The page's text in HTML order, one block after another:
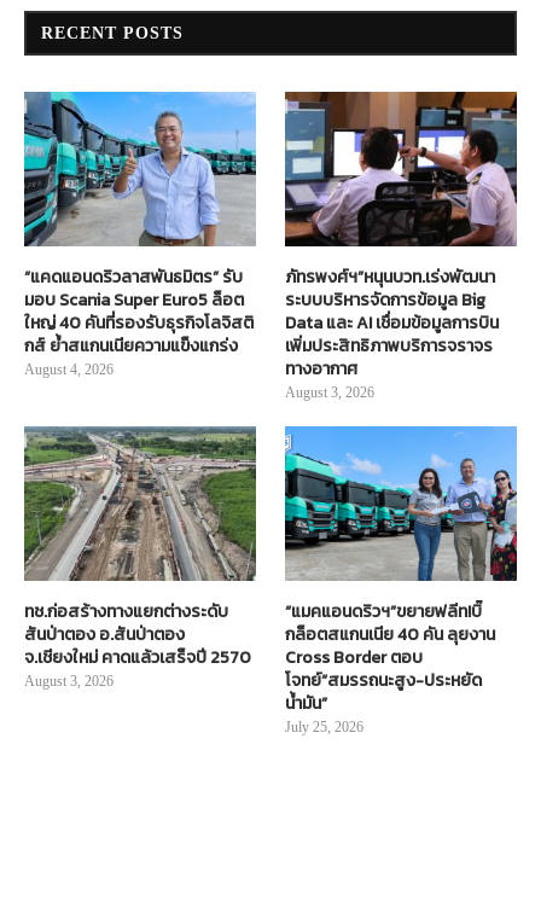
RECENT POSTS
“แคดแอนดริวลาสพันธมิตร” รับ
มอบ Scania Super Euro5 ล็อต
ใหญ่ 40 คันที่รองรับธุรกิจโลจิสติ
กส์ ย้ำสแกนเนียความแข็งแกร่ง
August 4, 2026
ภัทรพงศ์ฯ”หนุนบวท.เร่งพัฒนา
ระบบบริหารจัดการข้อมูล Big
Data และ AI เชื่อมข้อมูลการบิน
เพิ่มประสิทธิภาพบริการจราจร
ทางอากาศ
August 3, 2026
ทช.ก่อสร้างทางแยกต่างระดับ
สันป่าตอง อ.สันป่าตอง
จ.เชียงใหม่ คาดแล้วเสร็จปี 2570
August 3, 2026
“แมคแอนดริวฯ”ขยายฟลีท!บิ๊
กล็อตสแกนเนีย 40 คัน ลุยงาน
Cross Border ตอบ
โจทย์“สมรรถนะสูง-ประหยัด
น้ำมัน”
July 25, 2026